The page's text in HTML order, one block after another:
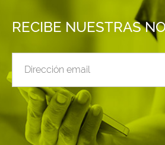
RECIBE NUESTRAS